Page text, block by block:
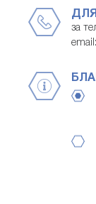
за
email: